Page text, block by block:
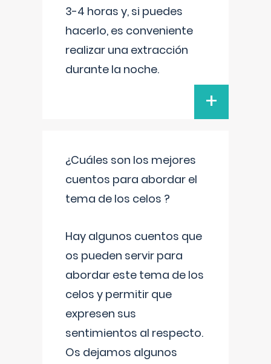
3-4 horas y, si puedes
hacerlo, es conveniente
realizar una extracción
durante la noche.
+
¿Cuáles son los mejores
cuentos para abordar el
tema de los celos ?
Hay algunos cuentos que
os pueden servir para
abordar este tema de los
celos y permitir que
expresen sus
sentimientos al respecto.
Os dejamos algunos